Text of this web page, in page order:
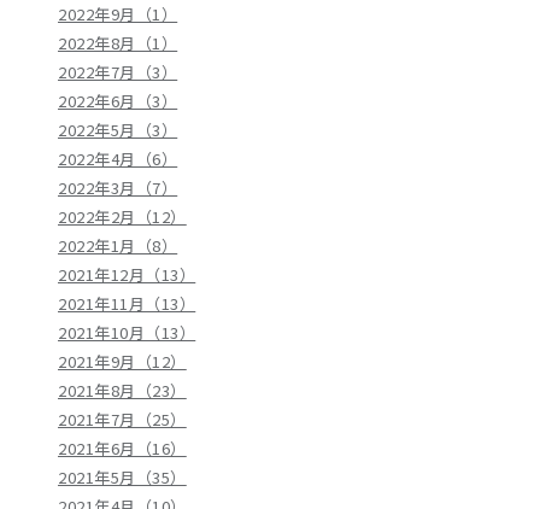
2022年9月（1）
2022年8月（1）
2022年7月（3）
2022年6月（3）
2022年5月（3）
2022年4月（6）
2022年3月（7）
2022年2月（12）
2022年1月（8）
2021年12月（13）
2021年11月（13）
2021年10月（13）
2021年9月（12）
2021年8月（23）
2021年7月（25）
2021年6月（16）
2021年5月（35）